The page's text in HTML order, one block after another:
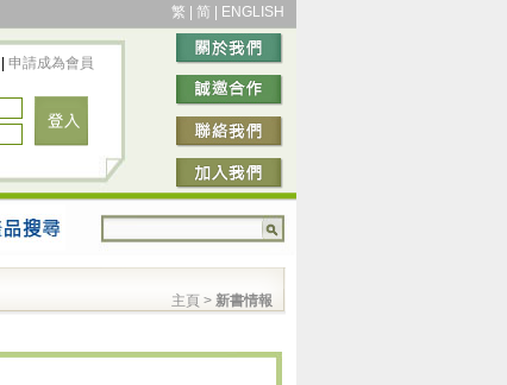
繁 简 ENGLISH
申請成為會員
主頁 > 新書情報